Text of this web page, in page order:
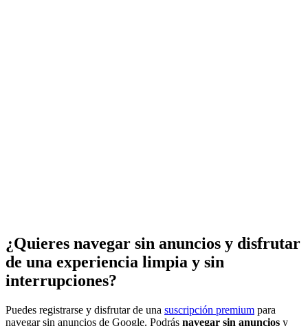
¿Quieres navegar sin anuncios y disfrutar
de una experiencia limpia y sin
interrupciones?
Puedes registrarse y disfrutar de una suscripción premium para
navegar sin anuncios de Google. Podrás navegar sin anuncios y